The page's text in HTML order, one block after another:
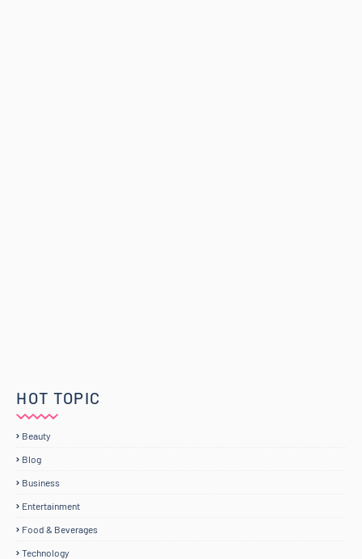
HOT TOPIC
Beauty
Blog
Business
Entertainment
Food & Beverages
Technology